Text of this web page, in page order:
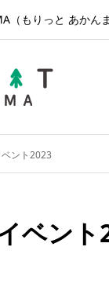
（もりっと あかん
ント2023
ベント